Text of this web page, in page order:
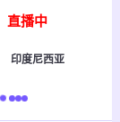
直播中
印度尼西亚